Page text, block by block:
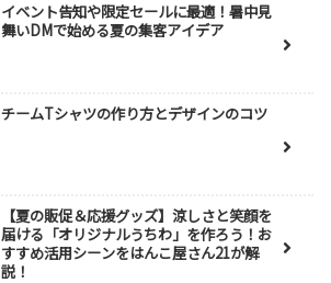
イベント告知や限定セールに最適！暑中見
舞いDMで始める夏の集客アイデア
チームTシャツの作り方とデザインのコツ
【夏の販促＆応援グッズ】涼しさと笑顔を
届ける「オリジナルうちわ」を作ろう！お
すすめ活用シーンをはんこ屋さん21が解
説！